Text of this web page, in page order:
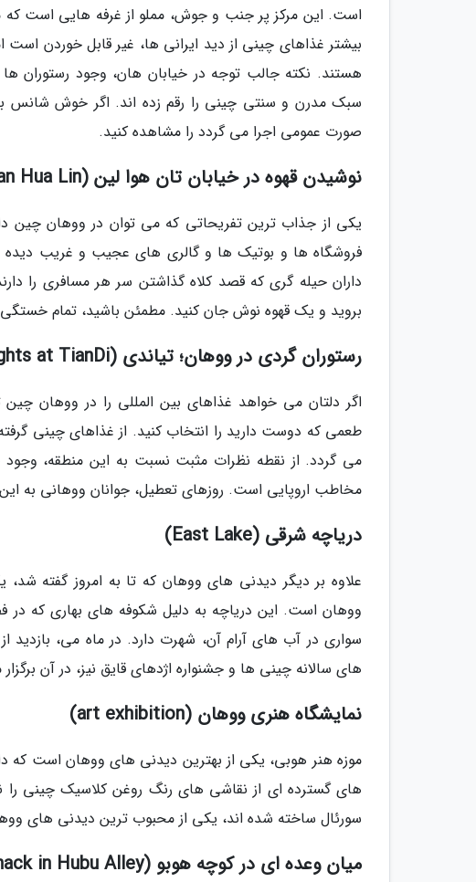
است. این مرکز پر جنب و جوش، مملو از غرفه هایی است که
بیشتر غذاهای چینی از دید ایرانی ها، غیر قابل خوردن است
هستند. نکته جالب توجه در خیابان هان، وجود رستوران
سبک مدرن و سنتی چینی را رقم زده اند. اگر خوش شانس
صورت عمومی اجرا می گردد را مشاهده کنید.
نوشیدن قهوه در خیابان تان هوا لین (Grab a coffee at Tan Hua Lin)
یکی از جذاب ترین تفریحاتی که می توان در ووهان چین
فروشگاه ها و بوتیک ها و گالری های عجیب و غریب دیده
داران حیله گری که قصد کلاه گذاشتن سر هر مسافری را
بروید و یک قهوه نوش جان کنید. مطمئن باشید، تمام خستگی
رستوران گردی در ووهان؛ تیاندی (Sample dining delights at TianDi)
اگر دلتان می خواهد غذاهای بین المللی را در ووهان
طعمی که دوست دارید را انتخاب کنید. از غذاهای چینی
می گردد. از نقطه نظرات مثبت نسبت به این منطقه، وجود
مخاطب اروپایی است. روزهای تعطیل، جوانان ووهانی به
دریاچه شرقی (East Lake)
علاوه بر دیگر دیدنی های ووهان که تا به امروز گفته
ووهان است. این دریاچه به دلیل شکوفه های بهاری که در
سواری در آب های آرام آن، شهرت دارد. در ماه می، بازدید
های سالانه چینی ها و جشنواره اژدهای قایق نیز، در آن
نمایشگاه هنری ووهان (art exhibition)
های گسترده ای از نقاشی های رنگ روغن کلاسیک چینی
سورئال ساخته شده اند، یکی از محبوب ترین دیدنی های
میان وعده ای در کوچه هوبو (Have a snack in Hubu Alley)